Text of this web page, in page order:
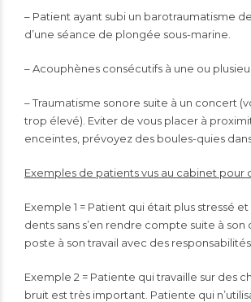
– Patient ayant subi un barotraumatisme
d’une séance de plongée sous-marine.
– Acouphènes consécutifs à une ou
– Traumatisme sonore suite à un concert
trop élevé). Eviter de vous placer à
enceintes, prévoyez des boules-quies
Exemples de patients vus au cabinet pour
Exemple 1 = Patient qui était plus stressé
dents sans s’en rendre compte suite à
poste à son travail avec des
Exemple 2 = Patiente qui travaille sur des
bruit est très important. Patiente qui